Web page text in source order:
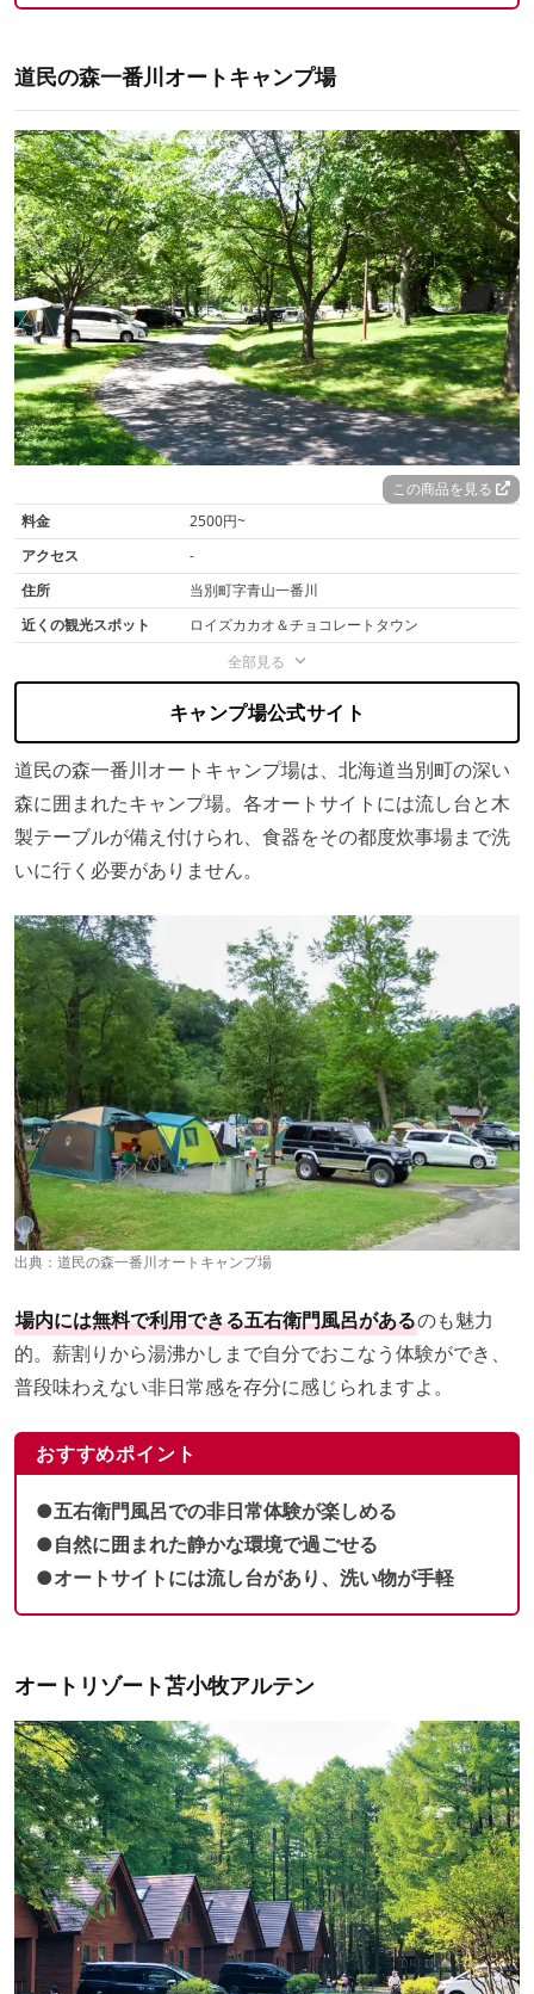
道民の森一番川オートキャンプ場
この商品を見る
料金
2500円~
アクセス
-
住所
当別町字青山一番川
近くの観光スポット
ロイズカカオ＆チョコレートタウン
全部見る
キャンプ場公式サイト
道民の森一番川オートキャンプ場は、北海道当別町の深い
森に囲まれたキャンプ場。各オートサイトには流し台と木
製テーブルが備え付けられ、食器をその都度炊事場まで洗
いに行く必要がありません。
出典： 道民の森一番川オートキャンプ場
場内には無料で利用できる五右衛門風呂があるのも魅力
的。薪割りから湯沸かしまで自分でおこなう体験ができ、
普段味わえない非日常感を存分に感じられますよ。
おすすめポイント
●五右衛門風呂での非日常体験が楽しめる
●自然に囲まれた静かな環境で過ごせる
●オートサイトには流し台があり、洗い物が手軽
オートリゾート苫小牧アルテン